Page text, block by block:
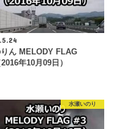
ん MELODY FLAG
年10月09日）
水瀬いのり